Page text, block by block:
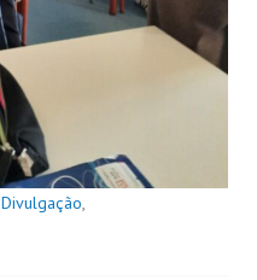
Divulgação,